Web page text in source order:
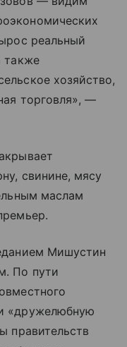
реальный
также
хозяйство,
торговля», —
свинине, мясу
маслам
Мишустин
По пути
«дружелюбную
правительств